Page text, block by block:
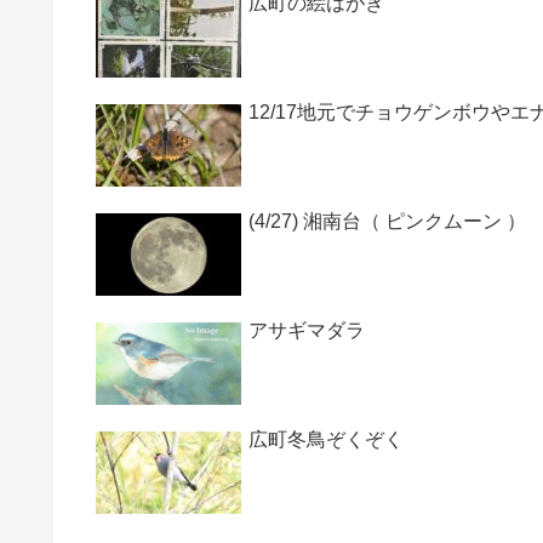
12/17地元でチョウゲンボウやエ
(4/27) 湘南台（ ピンクムーン ）
アサギマダラ
広町冬鳥ぞくぞく